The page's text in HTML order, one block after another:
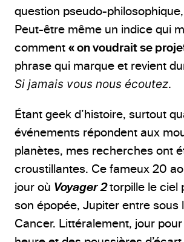
question pseudo-
Peut-être même un indice qui
comment « on voudrait se
phrase qui marque et revient
Si jamais vous nous écoutez.
Étant geek d’histoire, surtout
événements répondent aux
planètes, mes recherches ont
croustillantes. Ce fameux 20
jour où Voyager 2torpille le ciel
son épopée, Jupiter entre sous
Cancer. Littéralement, jour